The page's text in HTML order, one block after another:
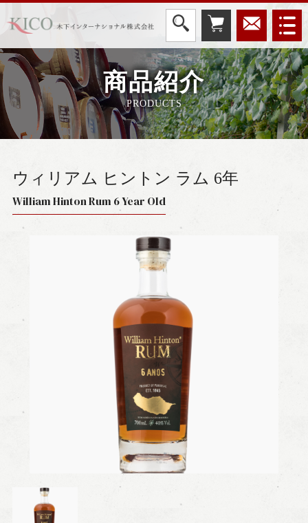
商品紹介
PRODUCTS
ウィリアム ヒントン ラム 6年
William Hinton Rum 6 Year Old